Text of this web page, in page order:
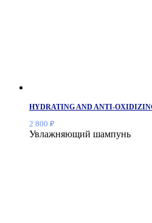
HYDRATING AND ANTI-
2 800 ₽
Увлажняющий шампунь